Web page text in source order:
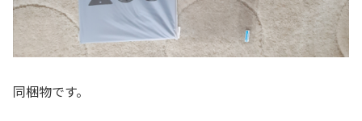
同梱物です。